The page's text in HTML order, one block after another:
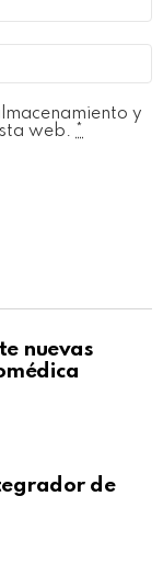
y
web.
nuevas
de